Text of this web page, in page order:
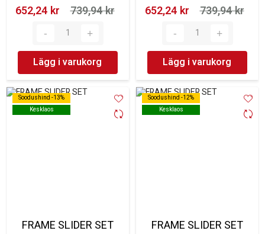
652,24 kr‎
739,94 kr‎
Lägg i varukorg
652,24 kr‎
739,94 kr‎
Lägg i varukorg
Soodushind -13%
Kesklaos
Soodushind -13%
Kesklaos
FRAME SLIDER SET
Soodushind -12%
Kesklaos
Soodushind -12%
Kesklaos
FRAME SLIDER SET